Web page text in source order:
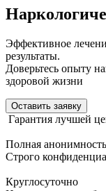
Эффективное
результаты.
Доверьтесь опыту
здоровой жизни
Оставить заявку
Гарантия лучшей
Полная анонимность
Строго
Круглосуточно